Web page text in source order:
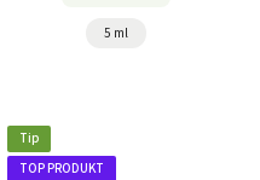
5 ml
Tip
TOP PRODUKT